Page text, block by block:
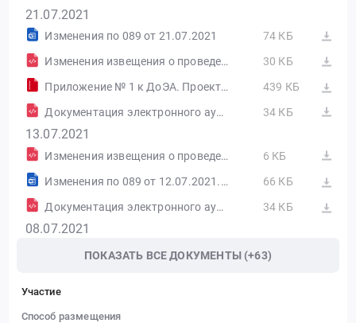
21.07.2021
Изменения по 089 от 21.07.2021
74 КБ
Изменения извещения о проведении электронного аукциона от 21.07.2021 №ИИ2
30 КБ
Приложение № 1 к ДоЭА. Проект ГК новая редакция.rar
439 КБ
Документация электронного аукциона от 21.07.2021 № ИД2
34 КБ
13.07.2021
Изменения извещения о проведении электронного аукциона от 13.07.2021 №ИИ1
6 КБ
Изменения по 089 от 12.07.2021.docx
66 КБ
Документация электронного аукциона от 13.07.2021 № ИД1
34 КБ
08.07.2021
ПОКАЗАТЬ ВСЕ ДОКУМЕНТЫ (+63)
Участие
Способ размещения